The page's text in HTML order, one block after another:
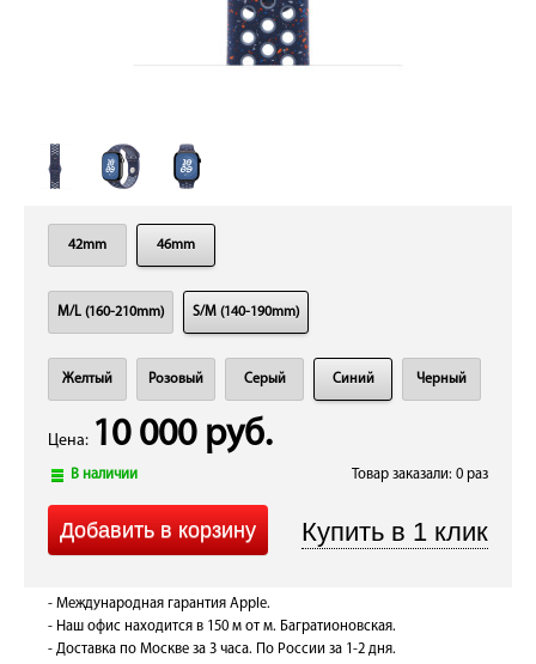
42mm 46mm
M/L (160-210mm) S/M (140-190mm)
Желтый Розовый Серый Синий Черный
Цена: 10 000 руб.
В наличии Товар заказали: 0 раз
- Международная гарантия Apple.
- Наш офис находится в 150 м от м. Багратионовская.
- Доставка по Москве за 3 часа. По России за 1-2 дня.